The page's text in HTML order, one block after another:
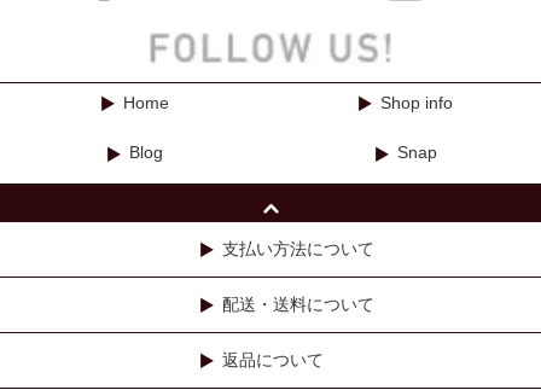
Home Shop info
Blog Snap
支払い方法について
配送・送料について
返品について